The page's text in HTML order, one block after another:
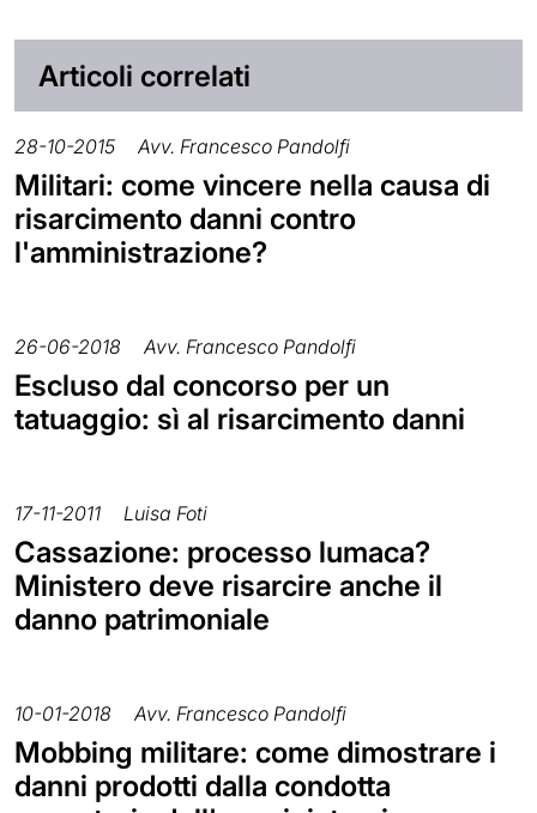
Articoli correlati
28-10-2015 Avv. Francesco Pandolfi
Militari: come vincere nella causa di
risarcimento danni contro
l'amministrazione?
26-06-2018 Avv. Francesco Pandolfi
Escluso dal concorso per un
tatuaggio: sì al risarcimento danni
17-11-2011 Luisa Foti
Cassazione: processo lumaca?
Ministero deve risarcire anche il
danno patrimoniale
10-01-2018 Avv. Francesco Pandolfi
Mobbing militare: come dimostrare i
danni prodotti dalla condotta